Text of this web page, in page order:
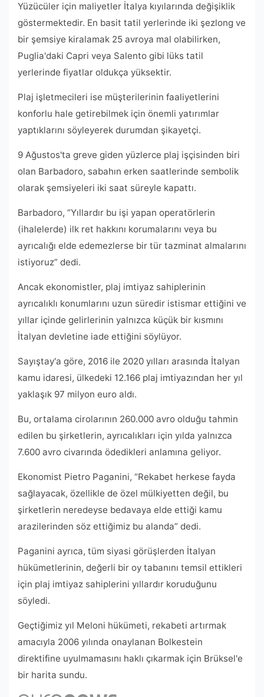
Yüzücüler için maliyetler İtalya kıyılarında değişiklik
göstermektedir. En basit tatil yerlerinde iki şezlong ve
bir şemsiye kiralamak 25 avroya mal olabilirken,
Puglia'daki Capri veya Salento gibi lüks tatil
yerlerinde fiyatlar oldukça yüksektir.
Plaj işletmecileri ise müşterilerinin faaliyetlerini
konforlu hale getirebilmek için önemli yatırımlar
yaptıklarını söyleyerek durumdan şikayetçi.
9 Ağustos'ta greve giden yüzlerce plaj işçisinden biri
olan Barbadoro, sabahın erken saatlerinde sembolik
olarak şemsiyeleri iki saat süreyle kapattı.
Barbadoro, “Yıllardır bu işi yapan operatörlerin
(ihalelerde) ilk ret hakkını korumalarını veya bu
ayrıcalığı elde edemezlerse bir tür tazminat almalarını
istiyoruz” dedi.
Ancak ekonomistler, plaj imtiyaz sahiplerinin
ayrıcalıklı konumlarını uzun süredir istismar ettiğini ve
yıllar içinde gelirlerinin yalnızca küçük bir kısmını
İtalyan devletine iade ettiğini söylüyor.
Sayıştay'a göre, 2016 ile 2020 yılları arasında İtalyan
kamu idaresi, ülkedeki 12.166 plaj imtiyazından her yıl
yaklaşık 97 milyon euro aldı.
Bu, ortalama cirolarının 260.000 avro olduğu tahmin
edilen bu şirketlerin, ayrıcalıkları için yılda yalnızca
7.600 avro civarında ödedikleri anlamına geliyor.
Ekonomist Pietro Paganini, “Rekabet herkese fayda
sağlayacak, özellikle de özel mülkiyetten değil, bu
şirketlerin neredeyse bedavaya elde ettiği kamu
arazilerinden söz ettiğimiz bu alanda” dedi.
Paganini ayrıca, tüm siyasi görüşlerden İtalyan
hükümetlerinin, değerli bir oy tabanını temsil ettikleri
için plaj imtiyaz sahiplerini yıllardır koruduğunu
söyledi.
Geçtiğimiz yıl Meloni hükümeti, rekabeti artırmak
amacıyla 2006 yılında onaylanan Bolkestein
direktifine uyulmamasını haklı çıkarmak için Brüksel'e
bir harita sundu.